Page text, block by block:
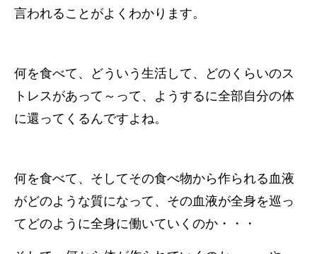
言われることがよくわかります。
何を食べて、どういう生活して、どのくらいのス
トレスがあって～って、ようするに全部自分の体
に還ってくるんですよね。
何を食べて、そしてその食べ物から作られる血液
がどのような質になって、その血液が全身を巡っ
てどのように全身に働いていくのか・・・